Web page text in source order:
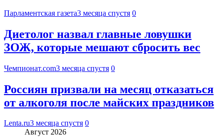
Парламентская газета3 месяца спустя 0
Диетолог назвал главные ловушки
ЗОЖ, которые мешают сбросить вес
Чемпионат.com3 месяца спустя 0
Россиян призвали на месяц отказаться
от алкоголя после майских праздников
Lenta.ru3 месяца спустя 0
Август 2026